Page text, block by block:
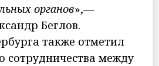
органов»,—
Беглов.
также отметил
сотрудничества между